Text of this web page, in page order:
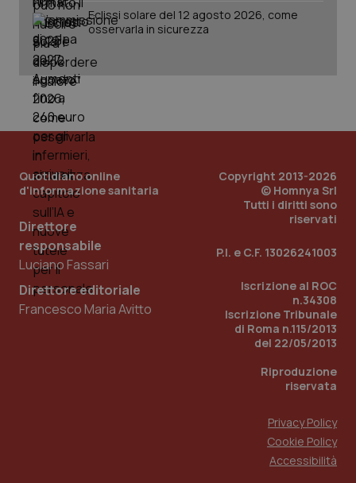
Eclissi solare del 12 agosto 2026, come
osservarla in sicurezza
Quotidiano online
d'informazione sanitaria
Direttore
responsabile
Luciano Fassari
Direttore editoriale
Francesco Maria Avitto
Copyright 2013-2026
© Homnya Srl
Tutti i diritti sono
riservati
P.I. e C.F. 13026241003
Iscrizione al ROC
n.34308
Iscrizione Tribunale
di Roma n.115/2013
del 22/05/2013
Riproduzione
riservata
Privacy Policy
Cookie Policy
Accessibilità
PHPSESSID
www.quotidianosanita.it
.quotidianosanita.it
1
mese